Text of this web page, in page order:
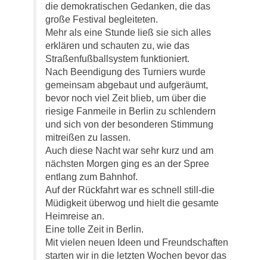
die demokratischen Gedanken, die das
große Festival begleiteten.
Mehr als eine Stunde ließ sie sich alles
erklären und schauten zu, wie das
Straßenfußballsystem funktioniert.
Nach Beendigung des Turniers wurde
gemeinsam abgebaut und aufgeräumt,
bevor noch viel Zeit blieb, um über die
riesige Fanmeile in Berlin zu schlendern
und sich von der besonderen Stimmung
mitreißen zu lassen.
Auch diese Nacht war sehr kurz und am
nächsten Morgen ging es an der Spree
entlang zum Bahnhof.
Auf der Rückfahrt war es schnell still-die
Müdigkeit überwog und hielt die gesamte
Heimreise an.
Eine tolle Zeit in Berlin.
Mit vielen neuen Ideen und Freundschaften
starten wir in die letzten Wochen bevor das